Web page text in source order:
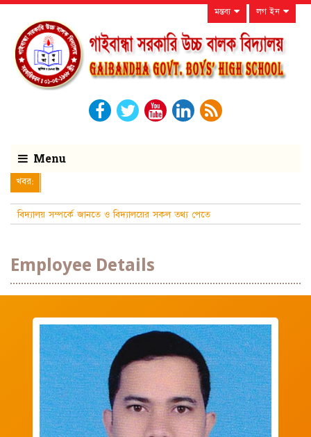
মন্তব্য লগ ইন
Menu
খবর:
বিদ্যালয় সম্পর্কে জানতে ও বিদ্যালয়ের সকল তথ্য পেতে
Employee Details